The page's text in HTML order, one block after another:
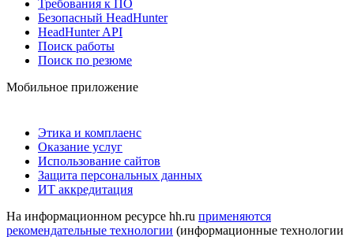
Требования к ПО
Безопасный HeadHunter
HeadHunter API
Поиск работы
Поиск по резюме
Мобильное приложение
Этика и комплаенс
Оказание услуг
Использование сайтов
Защита персональных данных
ИТ аккредитация
На информационном ресурсе hh.ru применяются
рекомендательные технологии (информационные технологии